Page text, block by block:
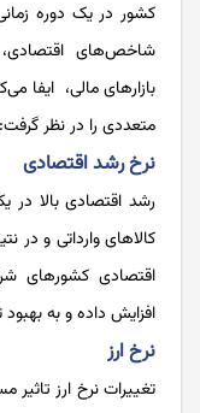
کشور در یک دوره
شاخص‌های
بازارهای مالی، ایفا
متعددی را در نظر گرفت:
نرخ رشد اقتصادی
رشد اقتصادی بالا در
کالاهای وارداتی و در
اقتصادی کشورهای
افزایش داده و به
نرخ ارز
تغییرات نرخ ارز